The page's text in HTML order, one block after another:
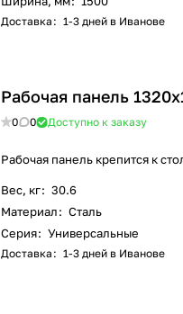
Доставка : 1-3 дней в Иванове
Рабочая панель
0 0 Доступно к заказу
Рабочая панель крепится к
Вес, кг: 30.6
Материал: Сталь
Серия: Универсальные
Доставка : 1-3 дней в Иванове